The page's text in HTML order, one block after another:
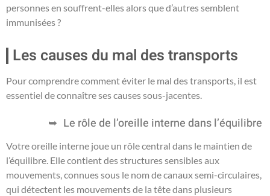
personnes en souffrent-elles alors que d’autres semblent
immunisées ?
Les causes du mal des transports
Pour comprendre comment éviter le mal des transports, il est
essentiel de connaître ses causes sous-jacentes.
Le rôle de l’oreille interne dans l’équilibre
Votre oreille interne joue un rôle central dans le maintien de
l’équilibre. Elle contient des structures sensibles aux
mouvements, connues sous le nom de canaux semi-circulaires,
qui détectent les mouvements de la tête dans plusieurs